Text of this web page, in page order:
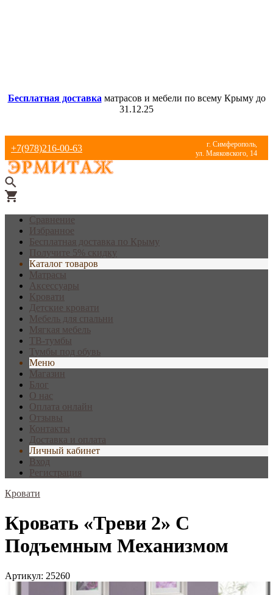
Бесплатная доставка матрасов и мебели по всему Крыму до
31.12.25
+7(978)216-00-63
г. Симферополь,
ул. Маяковского, 14
Сравнение
Избранное
Бесплатная доставка по Крыму
Получите 5% скидку
Каталог товаров
Матрасы
Аксессуары
Кровати
Детские кровати
Мебель для спальни
Мягкая мебель
ТВ-тумбы
Тумбы под обувь
Меню
Магазин
Блог
О нас
Оплата онлайн
Отзывы
Контакты
Доставка и оплата
Личный кабинет
Вход
Регистрация
Кровати
Кровать «Треви 2» С
Подъемным Механизмом
Артикул: 25260